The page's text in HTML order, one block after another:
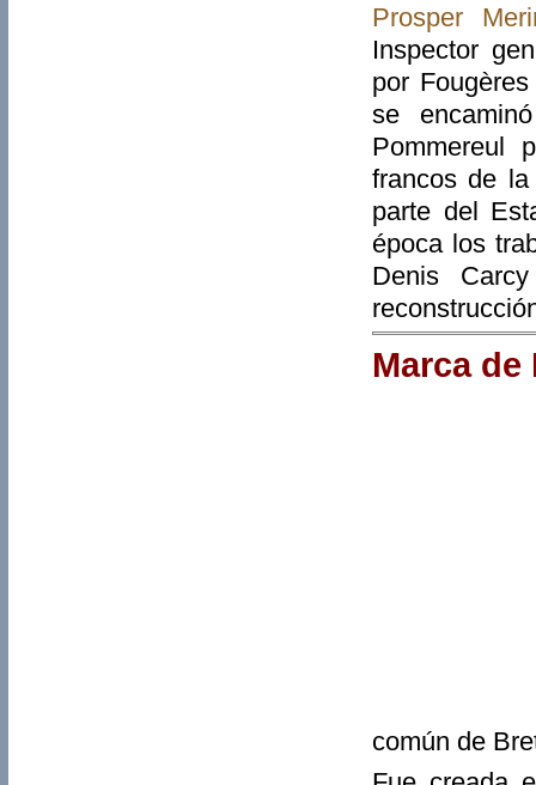
Prosper
Inspector
por
se
Pommereul
francos de
parte del
época los
Denis
Marca de
común de